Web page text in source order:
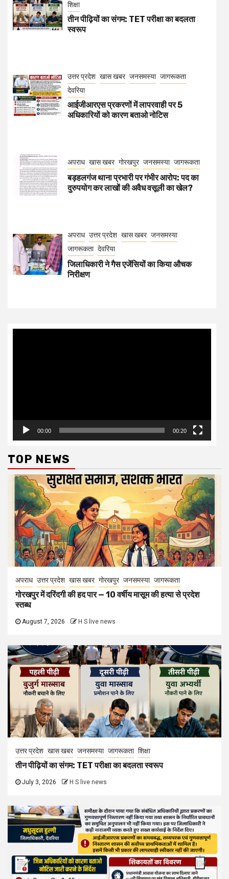
शिक्षा
तीन पीढ़ियों का संगम: TET परीक्षा का बदलता
स्वरूप
उत्तर प्रदेश खास खबर जनसमस्या जागरूकता
देवरिया
आईजीआरएस प्रकरणों में लापरवाही पर 5
अधिकारियों को कारण बताओ नोटिस
अपराध खास खबर गोरखपुर जनसमस्या जागरूकता
बड़हलगंज थाना प्रभारी पर गंभीर आरोप: पद का
दुरुपयोग कर लाखों की अवैध वसूली का खेल?
अपराध उत्तर प्रदेश खास खबर जनसमस्या
जागरूकता देवरिया
जिलाधिकारी ने गैस एजेंसियों का किया औचक
निरीक्षण
00:00 00:20
TOP NEWS
अपराध उत्तर प्रदेश खास खबर गोरखपुर जनसमस्या जागरूकता
गोरखपुर में दरिंदगी की हद पार — 10 वर्षीय मासूम की हत्या से प्रदेश
स्तब्ध
August 7, 2026 H S live news
उत्तर प्रदेश खास खबर जनसमस्या जागरूकता शिक्षा
तीन पीढ़ियों का संगम: TET परीक्षा का बदलता स्वरूप
July 3, 2026 H S live news